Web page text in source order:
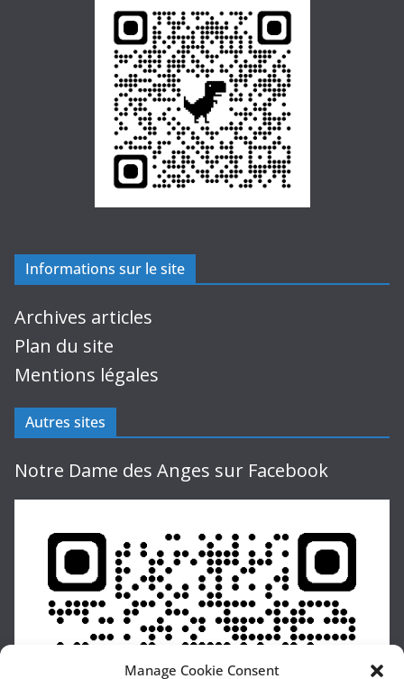
Manage Cookie Consent
Informations sur le site
Archives articles
Plan du site
Mentions légales
Autres sites
Notre Dame des Anges sur Facebook